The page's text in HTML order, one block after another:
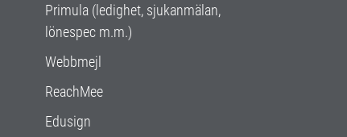
Primula (ledighet, sjukanmälan,
lönespec m.m.)
Webbmejl
ReachMee
Edusign